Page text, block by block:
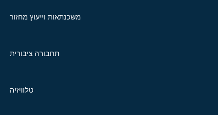
משכנתאות וייעוץ מחזור
תחבורה ציבורית
טלוויזיה